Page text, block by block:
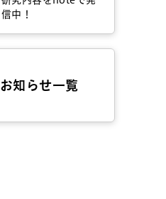
信中！
お知らせ一覧